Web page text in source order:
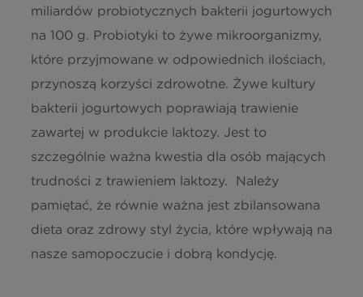
miliardów probiotycznych bakterii jogurtowych
na 100 g. Probiotyki to żywe mikroorganizmy,
które przyjmowane w odpowiednich ilościach,
przynoszą korzyści zdrowotne. Żywe kultury
bakterii jogurtowych poprawiają trawienie
zawartej w produkcie laktozy. Jest to
szczególnie ważna kwestia dla osób mających
trudności z trawieniem laktozy. Należy
pamiętać, że równie ważna jest zbilansowana
dieta oraz zdrowy styl życia, które wpływają na
nasze samopoczucie i dobrą kondycję.